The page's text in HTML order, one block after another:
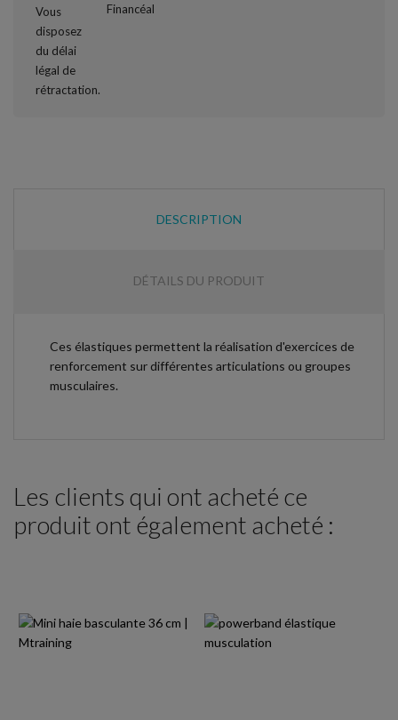
DESCRIPTION
DÉTAILS DU PRODUIT
Ces élastiques permettent la réalisation d'exercices de
renforcement sur différentes articulations ou groupes
musculaires.
Les clients qui ont acheté ce
produit ont également acheté :